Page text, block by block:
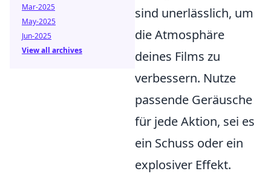
sind unerlässlich, um
die Atmosphäre
deines Films zu
verbessern. Nutze
passende Geräusche
für jede Aktion, sei es
ein Schuss oder ein
explosiver Effekt.
Mar-2025
May-2025
Jun-2025
View all archives